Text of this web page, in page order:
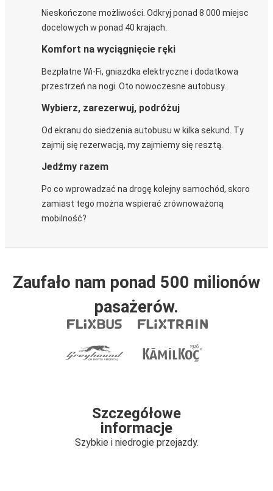
Nieskończone możliwości. Odkryj ponad 8 000 miejsc
docelowych w ponad 40 krajach.
Komfort na wyciągnięcie ręki
Bezpłatne Wi-Fi, gniazdka elektryczne i dodatkowa
przestrzeń na nogi. Oto nowoczesne autobusy.
Wybierz, zarezerwuj, podróżuj
Od ekranu do siedzenia autobusu w kilka sekund. Ty
zajmij się rezerwacją, my zajmiemy się resztą.
Jedźmy razem
Po co wprowadzać na drogę kolejny samochód, skoro
zamiast tego można wspierać zrównoważoną
mobilność?
Zaufało nam ponad 500 milionów
pasażerów.
Szczegółowe
informacje
Szybkie i niedrogie przejazdy.